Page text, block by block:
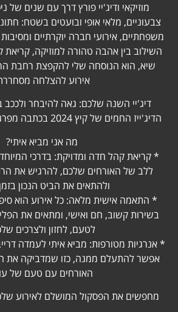
מוזיקאי ודיג'יי פורץ דרך עם שנים של
צבעוניים, מלאי אופי ובועטים בשטח:
משפחתיים, אירועי חברה יוקרתיים
​השילוב בין אהבה טהורה למוזיקה, קריאת
שיא, הוא הנוסחה שלי להקפצת רחבת
אירוע להצלחה
הדיג'ייז החמים של קיץ 2024 בכתבה מפרגנת בעיתון "מעריב"!
​מה אני מביא איתי?
* ​קריאת קהל חדה ומדויקת: בדרכי
ללב של האורחים שלכם, להרגיש את
ולהתאים את הביט הנכון
* ​התאמה אישית מלאה: כל אירוע הוא
בשירות קשוב, חם ואישי, ומתאים את
לטעם, לחזון ולצרכים
* ​אנרגיות מטורפות: מביא איתי לעמדה
אפשר להתעלם ממנה, כזו שמדביקה את
האורחים עם טעם של
​מחפשים את הפסקול המושלם לאירוע